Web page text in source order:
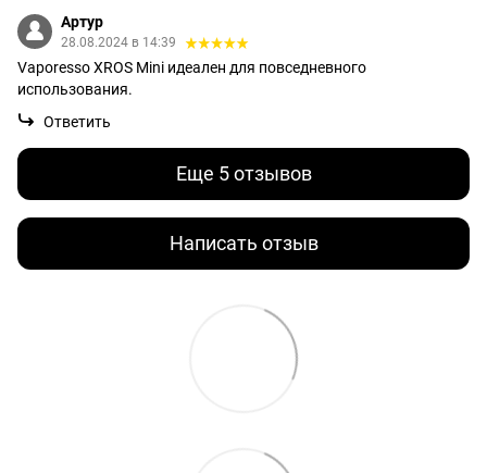
Артур
28.08.2024 в 14:39
Vaporesso XROS Mini идеален для повседневного
использования.
Ответить
Еще 5 отзывов
Написать отзыв